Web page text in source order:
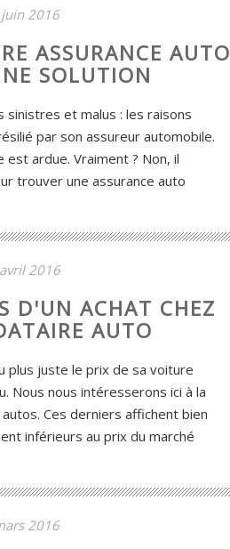
2016
ASSURANCE AUTO
SOLUTION
sinistres et malus : les raisons
par son assureur automobile.
ardue. Vraiment ? Non, il
trouver une assurance auto
2016
D'UN ACHAT CHEZ
AUTO
plus juste le prix de sa voiture
Nous nous intéresserons ici à la
Ces derniers affichent bien
inférieurs au prix du marché
2016